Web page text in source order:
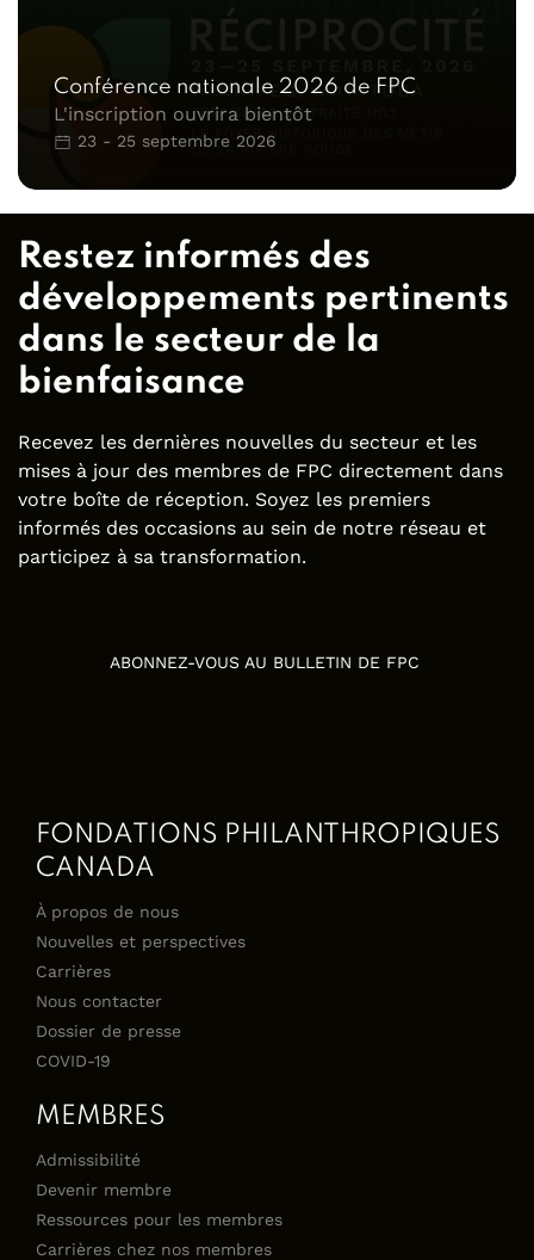
Conférence nationale 2026 de FPC
L'inscription ouvrira bientôt
23 - 25 septembre 2026
Restez informés des
développements pertinents
dans le secteur de la
bienfaisance
Recevez les dernières nouvelles du secteur et les
mises à jour des membres de FPC directement dans
votre boîte de réception. Soyez les premiers
informés des occasions au sein de notre réseau et
participez à sa transformation.
ABONNEZ-VOUS AU BULLETIN DE FPC
FONDATIONS PHILANTHROPIQUES
CANADA
À propos de nous
Nouvelles et perspectives
Carrières
Nous contacter
Dossier de presse
COVID-19
MEMBRES
Admissibilité
Devenir membre
Ressources pour les membres
Carrières chez nos membres